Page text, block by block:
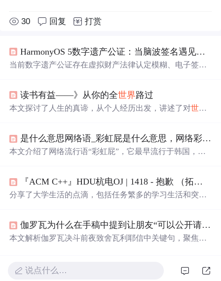
30 回复 打赏
HarmonyOS 5数字遗产公证：当脑波签名遇见司法区块链，《数字遗产继承法》下的“数字
当前数字遗产公证存在虚拟财产法律认定模糊、电子签名
遗嘱合法化、便捷化。该系统经实验验证合规可靠，对玩
家、行业和社会都有重要意义。
读书有益——》从你的全世界路过
本文探讨了人生的真谛，从个人经历出发，讲述了对世界
的重要性。
是什么意思网络语_彩虹屁是什么意思，网络彩虹屁夸人语录大全，彩虹屁是什么梗...
本文介绍了网络流行语“彩虹屁”，它最早流行于韩国，原
『ACM C++』HDU杭电OJ | 1418 - 抱歉 （拓扑学：多面体欧拉定理引申）
分享了大学生活的点滴，包括任务繁多的学习生活和突然
多面体欧拉定理的应用。
伽罗瓦为什么在手稿中提到让朋友“可以公开请求雅可比或高斯对此发表意见，但不是关于正确性，而是关于重要性”
本文解析伽罗瓦决斗前夜致舍瓦利耶信中关键句，聚焦其
的清醒反抗；三是精准预见高斯与雅可比作为
唯一可能理
说点什么…